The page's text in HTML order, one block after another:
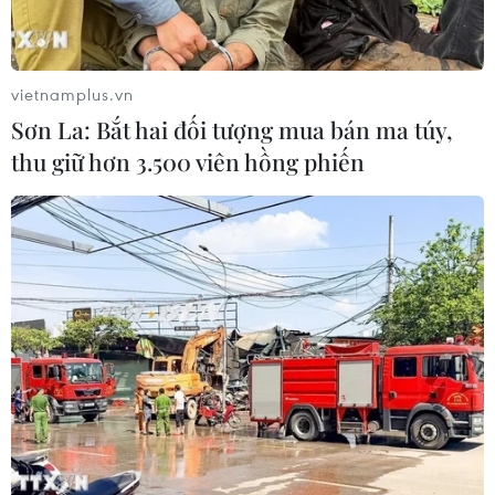
Hình ảnh các bị cáo trong phiên
xét xử sơ thẩm vụ án đánh bạc nghìn tỷ
12/11/2018 01:27
Ngày 12/11, Tòa án nhân dân tỉnh Phú Thọ mở phiên tòa
xét xử sơ thẩm vụ án nguyên Tổng Cục trưởng Tổng cục
Cảnh sát Phan Văn Vĩnh cùng các đồng phạm.
vietnamplus.vn
Sơn La: Bắt hai đối tượng mua bán ma túy,
thu giữ hơn 3.500 viên hồng phiến